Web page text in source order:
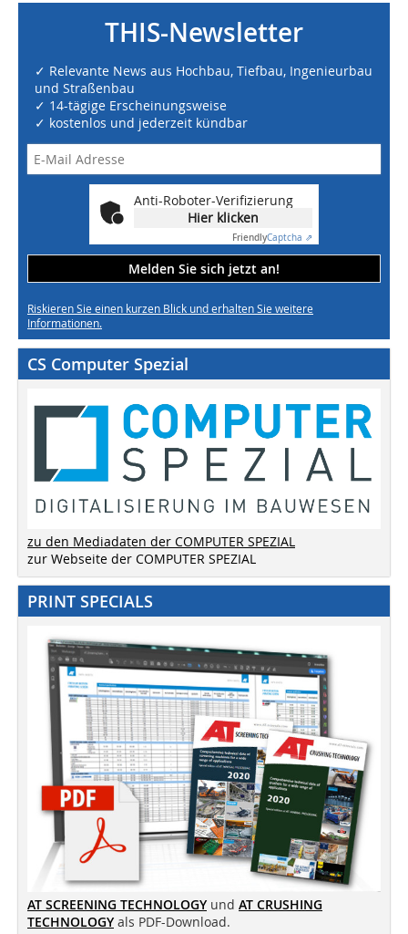
THIS-Newsletter
✓ Relevante News aus Hochbau, Tiefbau, Ingenieurbau
und Straßenbau
✓ 14-tägige Erscheinungsweise
✓ kostenlos und jederzeit kündbar
Anti-Roboter-Verifizierung
Hier klicken
FriendlyCaptcha ⇗
Melden Sie sich jetzt an!
Riskieren Sie einen kurzen Blick und erhalten Sie weitere
Informationen.
CS Computer Spezial
zu den Mediadaten der COMPUTER SPEZIAL
zur Webseite der COMPUTER SPEZIAL
PRINT SPECIALS
AT SCREENING TECHNOLOGY und AT CRUSHING
TECHNOLOGY als PDF-Download.